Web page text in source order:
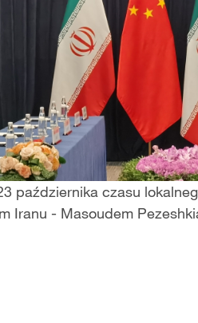
października czasu
Iranu - Masoudem